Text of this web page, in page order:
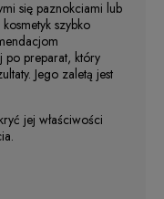
się paznokciami lub
szybko
po preparat, który
Jego zaletą jest
jej właściwości